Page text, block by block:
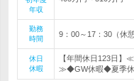
年収
勤務
時間
9：00～17：30（休
休日
休暇
【年間休日123日
≫◆GW休暇◆夏季休